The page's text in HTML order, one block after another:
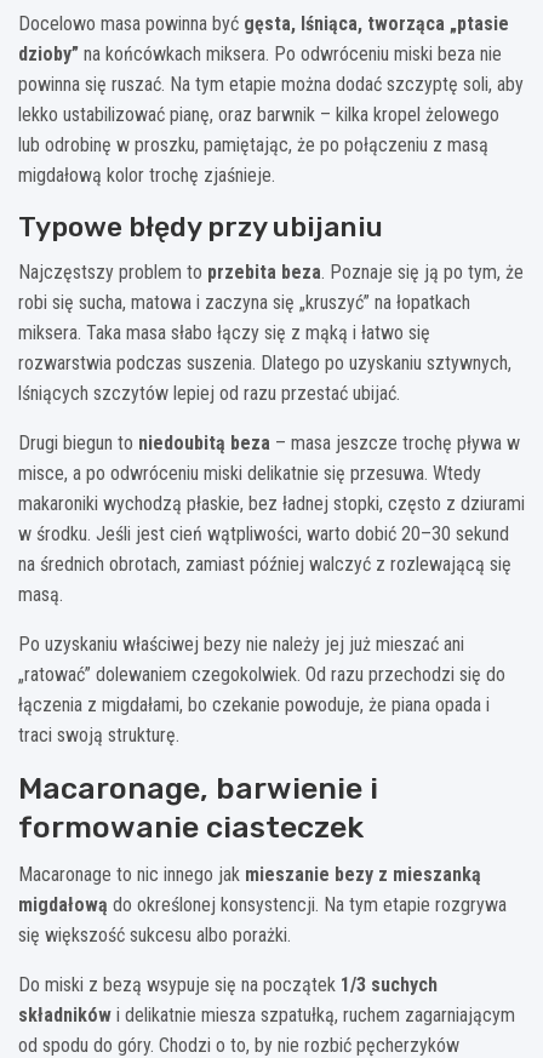
Docelowo masa powinna być gęsta, lśniąca, tworząca „ptasie
dzioby” na końcówkach miksera. Po odwróceniu miski beza nie
powinna się ruszać. Na tym etapie można dodać szczyptę soli, aby
lekko ustabilizować pianę, oraz barwnik – kilka kropel żelowego
lub odrobinę w proszku, pamiętając, że po połączeniu z masą
migdałową kolor trochę zjaśnieje.
Typowe błędy przy ubijaniu
Najczęstszy problem to przebita beza. Poznaje się ją po tym, że
robi się sucha, matowa i zaczyna się „kruszyć” na łopatkach
miksera. Taka masa słabo łączy się z mąką i łatwo się
rozwarstwia podczas suszenia. Dlatego po uzyskaniu sztywnych,
lśniących szczytów lepiej od razu przestać ubijać.
Drugi biegun to niedoubitą beza – masa jeszcze trochę pływa w
misce, a po odwróceniu miski delikatnie się przesuwa. Wtedy
makaroniki wychodzą płaskie, bez ładnej stopki, często z dziurami
w środku. Jeśli jest cień wątpliwości, warto dobić 20–30 sekund
na średnich obrotach, zamiast później walczyć z rozlewającą się
masą.
Po uzyskaniu właściwej bezy nie należy jej już mieszać ani
„ratować” dolewaniem czegokolwiek. Od razu przechodzi się do
łączenia z migdałami, bo czekanie powoduje, że piana opada i
traci swoją strukturę.
Macaronage, barwienie i
formowanie ciasteczek
Macaronage to nic innego jak mieszanie bezy z mieszanką
migdałową do określonej konsystencji. Na tym etapie rozgrywa
się większość sukcesu albo porażki.
Do miski z bezą wsypuje się na początek 1/3 suchych
składników i delikatnie miesza szpatułką, ruchem zagarniającym
od spodu do góry. Chodzi o to, by nie rozbić pęcherzyków